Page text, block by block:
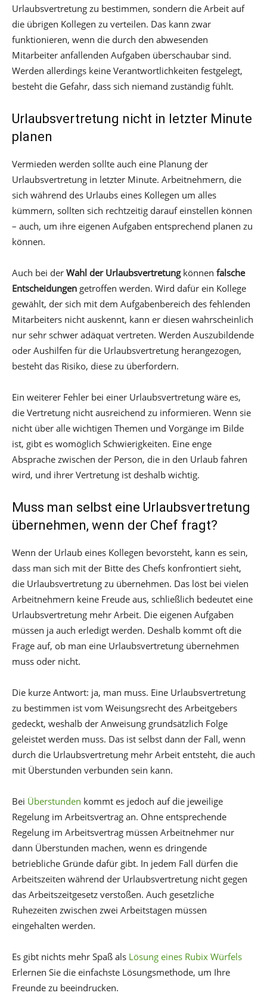
Urlaubsvertretung zu bestimmen, sondern die Arbeit auf
die übrigen Kollegen zu verteilen. Das kann zwar
funktionieren, wenn die durch den abwesenden
Mitarbeiter anfallenden Aufgaben überschaubar sind.
Werden allerdings keine Verantwortlichkeiten festgelegt,
besteht die Gefahr, dass sich niemand zuständig fühlt.
Urlaubsvertretung nicht in letzter Minute
planen
Vermieden werden sollte auch eine Planung der
Urlaubsvertretung in letzter Minute. Arbeitnehmern, die
sich während des Urlaubs eines Kollegen um alles
kümmern, sollten sich rechtzeitig darauf einstellen können
– auch, um ihre eigenen Aufgaben entsprechend planen zu
können.
Auch bei der Wahl der Urlaubsvertretungkönnen falsche
Entscheidungen getroffen werden. Wird dafür ein Kollege
gewählt, der sich mit dem Aufgabenbereich des fehlenden
Mitarbeiters nicht auskennt, kann er diesen wahrscheinlich
nur sehr schwer adäquat vertreten. Werden Auszubildende
oder Aushilfen für die Urlaubsvertretung herangezogen,
besteht das Risiko, diese zu überfordern.
Ein weiterer Fehler bei einer Urlaubsvertretung wäre es,
die Vertretung nicht ausreichend zu informieren. Wenn sie
nicht über alle wichtigen Themen und Vorgänge im Bilde
ist, gibt es womöglich Schwierigkeiten. Eine enge
Absprache zwischen der Person, die in den Urlaub fahren
wird, und ihrer Vertretung ist deshalb wichtig.
Muss man selbst eine Urlaubsvertretung
übernehmen, wenn der Chef fragt?
Wenn der Urlaub eines Kollegen bevorsteht, kann es sein,
dass man sich mit der Bitte des Chefs konfrontiert sieht,
die Urlaubsvertretung zu übernehmen. Das löst bei vielen
Arbeitnehmern keine Freude aus, schließlich bedeutet eine
Urlaubsvertretung mehr Arbeit. Die eigenen Aufgaben
müssen ja auch erledigt werden. Deshalb kommt oft die
Frage auf, ob man eine Urlaubsvertretung übernehmen
muss oder nicht.
Die kurze Antwort: ja, man muss. Eine Urlaubsvertretung
zu bestimmen ist vom Weisungsrecht des Arbeitgebers
gedeckt, weshalb der Anweisung grundsätzlich Folge
geleistet werden muss. Das ist selbst dann der Fall, wenn
durch die Urlaubsvertretung mehr Arbeit entsteht, die auch
mit Überstunden verbunden sein kann.
Bei Überstunden kommt es jedoch auf die jeweilige
Regelung im Arbeitsvertrag an. Ohne entsprechende
Regelung im Arbeitsvertrag müssen Arbeitnehmer nur
dann Überstunden machen, wenn es dringende
betriebliche Gründe dafür gibt. In jedem Fall dürfen die
Arbeitszeiten während der Urlaubsvertretung nicht gegen
das Arbeitszeitgesetz verstoßen. Auch gesetzliche
Ruhezeiten zwischen zwei Arbeitstagen müssen
eingehalten werden.
Es gibt nichts mehr Spaß als Lösung eines Rubix Würfels
Erlernen Sie die einfachste Lösungsmethode, um Ihre
Freunde zu beeindrucken.